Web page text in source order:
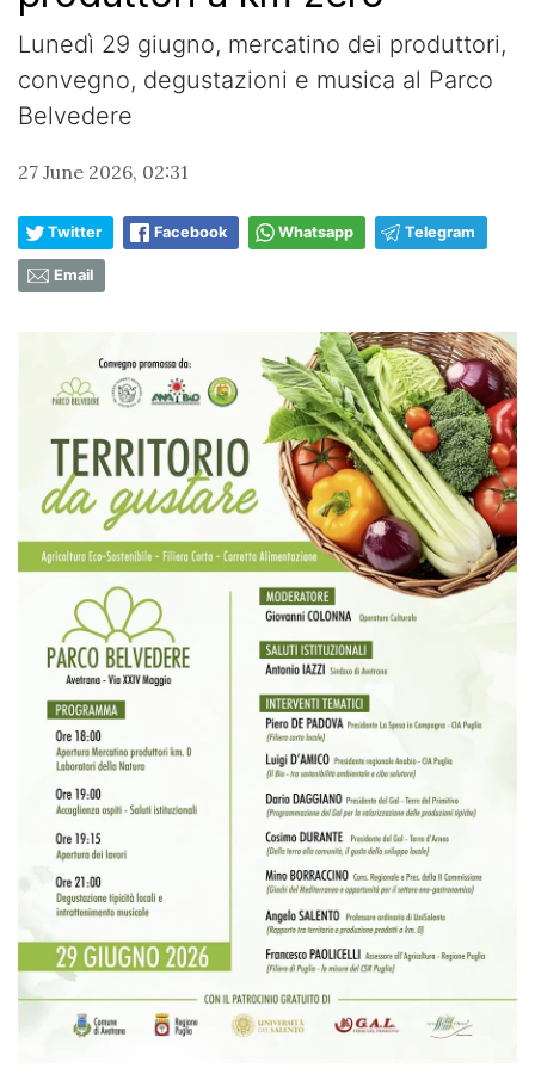
Lunedì 29 giugno, mercatino dei produttori,
convegno, degustazioni e musica al Parco
Belvedere
27 June 2026, 02:31
Twitter Facebook Whatsapp Telegram
Email